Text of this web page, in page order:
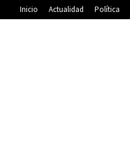
Inicio Actualidad Política